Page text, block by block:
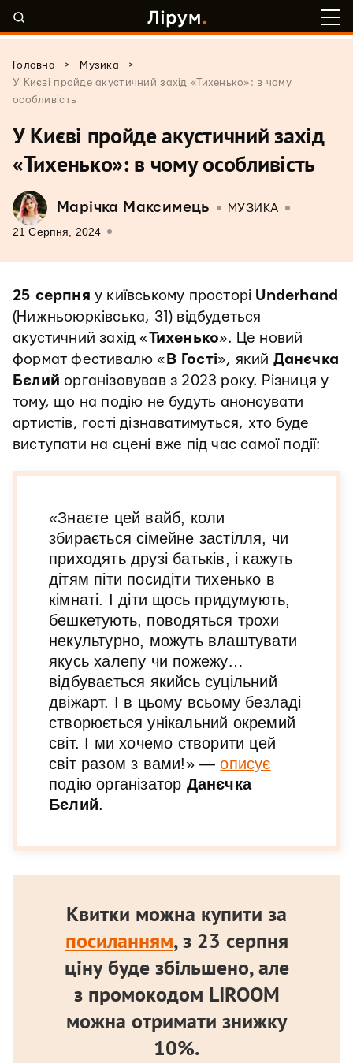
Головна > Музика
>
У Києві пройде акустичний захід «Тихенько»: в чому
особливість
У Києві пройде акустичний захід
«Тихенько»: в чому особливість
Марічка Максимець МУЗИКА
21 Серпня, 2024
25 серпня у київському просторі Underhand
(Нижньоюрківська, 31) відбудеться
акустичний захід «Тихенько». Це новий
формат фестивалю « В Гості», який Данєчка
Бєлий організовував з 2023 року. Різниця у
тому, що на подію не будуть анонсувати
артистів, гості дізнаватимуться, хто буде
виступати на сцені вже під час самої події:
«Знаєте цей вайб, коли
збирається сімейне застілля, чи
приходять друзі батьків, і кажуть
дітям піти посидіти тихенько в
кімнаті. І діти щось придумують,
бешкетують, поводяться трохи
некультурно, можуть влаштувати
якусь халепу чи пожежу…
відбувається якийсь суцільний
двіжарт. І в цьому всьому безладі
створюється унікальний окремий
світ. І ми хочемо створити цей
світ разом з вами!» —описує
подію організатор Данєчка
Бєлий.
Квитки можна купити за
посиланням, з 23 серпня
ціну буде збільшено, але
з промокодом LIROOM
можна отримати знижку
10%.